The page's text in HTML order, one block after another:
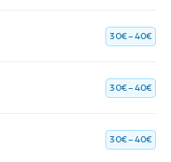
30€ – 40€
30€ – 40€
30€ – 40€